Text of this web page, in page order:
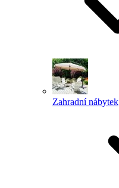
Zahradní nábytek